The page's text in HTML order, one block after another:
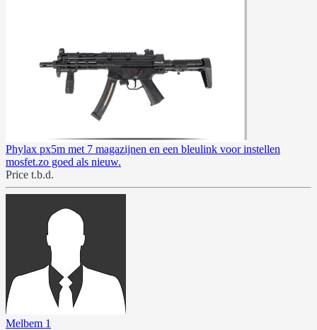
Phylax px5m met 7 magazijnen en een bleulink voor instellen
mosfet.zo goed als nieuw.
Price t.b.d.
Melbem 1